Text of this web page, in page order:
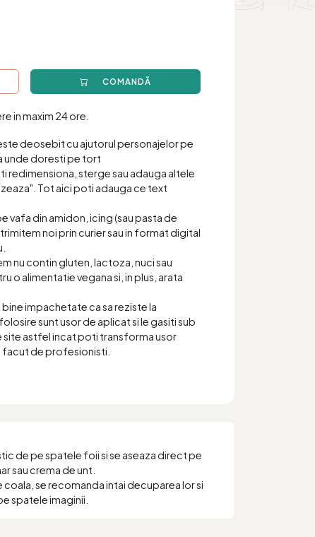
COMANDĂ
in maxim 24 ore.
deosebit cu ajutorul personajelor pe
unde doresti pe tort
redimensiona, sterge sau adauga altele
Tot aici poti adauga ce text
vafa din amidon, icing (sau pasta de
noi prin curier sau in format digital
nu contin gluten, lactoza, nuci sau
o alimentatie vegana si, in plus, arata
impachetate ca sa reziste la
sunt usor de aplicat si le gasiti sub
astfel incat poti transforma usor
de profesionisti.
de pe spatele foii si se aseaza direct pe
sau crema de unt.
coala, se recomanda intai decuparea lor si
spatele imaginii.